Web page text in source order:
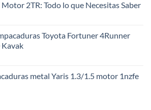
2TR: Todo lo que Necesitas Saber
Toyota Fortuner 4Runner
metal Yaris 1.3/1.5 motor 1nzfe